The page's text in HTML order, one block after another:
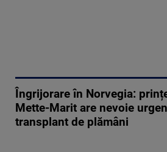
Îngrijorare în Norvegia:
Mette-Marit are nevoie
transplant de plămâni